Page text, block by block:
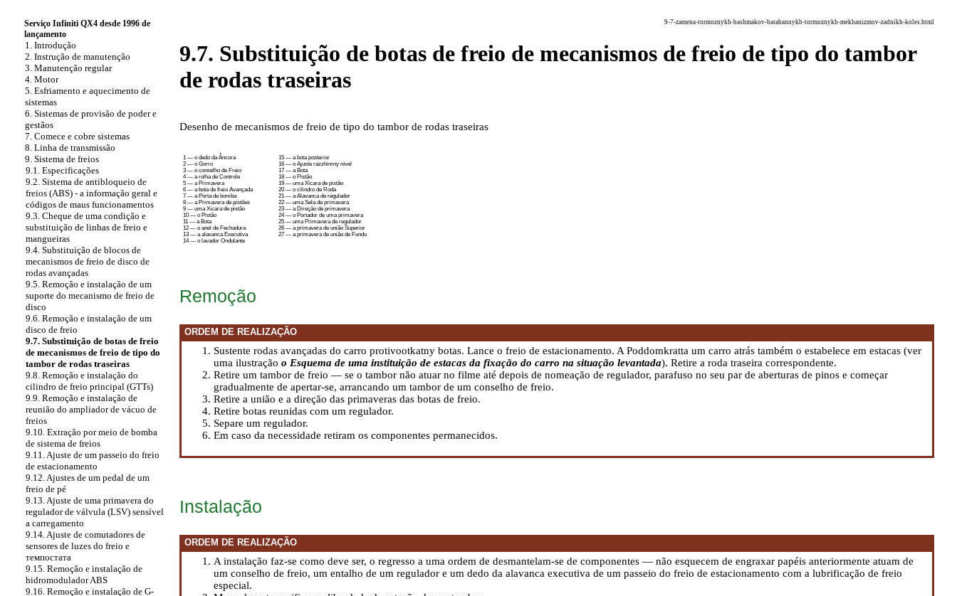
Serviço Infiniti QX4 desde 1996 de
lançamento
1. Introdução
2. Instrução de manutenção
3. Manutenção regular
4. Motor
5. Esfriamento e aquecimento de
sistemas
6. Sistemas de provisão de poder e
gestãos
7. Comece e cobre sistemas
8. Linha de transmissão
9. Sistema de freios
9.1. Especificações
9.2. Sistema de antibloqueio de
freios (ABS) - a informação geral e
códigos de maus funcionamentos
9.3. Cheque de uma condição e
substituição de linhas de freio e
mangueiras
9.4. Substituição de blocos de
mecanismos de freio de disco de
rodas avançadas
9.5. Remoção e instalação de um
suporte do mecanismo de freio de
disco
9.6. Remoção e instalação de um
disco de freio
9.7. Substituição de botas de freio
de mecanismos de freio de tipo do
tambor de rodas traseiras
9.8. Remoção e instalação do
cilindro de freio principal (GTTs)
9.9. Remoção e instalação de
reunião do ampliador de vácuo de
freios
9.10. Extração por meio de bomba
de sistema de freios
9.11. Ajuste de um passeio do freio
de estacionamento
9.12. Ajustes de um pedal de um
freio de pé
9.13. Ajuste de uma primavera do
regulador de válvula (LSV) sensível
a carregamento
9.14. Ajuste de comutadores de
sensores de luzes do freio e
темпостата
9.15. Remoção e instalação de
hidromodulador ABS
9.16. Remoção e instalação de G-
9-7-zamena-tormoznykh-bashmakov-barabannykh-tormoznykh-mekhanizmov-zadnikh-koles.html
9.7. Substituição de botas de freio de mecanismos de freio de tipo do tambor
de rodas traseiras
Desenho de mecanismos de freio de tipo do tambor de rodas traseiras
1 — o dedo da Âncora
2 — o Gorro
3 — o conselho de Freio
4 — a rolha de Controle
5 — a Primavera
6 — a bota de freio Avançada
7 — a Porta de bomba
8 — a Primavera de pistões
9 — uma Xícara de pistão
10 — o Pistão
11 — a Bota
12 — o anel de Fechadura
13 — a alavanca Executiva
14 — o lavador Ondulante
15 — a bota posterior
16 — o Ajuste razzhimny nível
17 — a Bota
18 — o Pistão
19 — uma Xícara de pistão
20 — o cilindro de Roda
21 — a Alavanca de regulador
22 — uma Sela de primavera
23 — a Direção de primavera
24 — o Portador de uma primavera
25 — uma Primavera de regulador
26 — a primavera de união Superior
27 — a primavera de união de Fundo
Remoção
ORDEM DE REALIZAÇÃO
Sustente rodas avançadas do carro protivootkatny botas. Lance o freio de estacionamento. A Poddomkratta um carro atrás também o estabelece em estacas (ver
uma ilustração o Esquema de uma instituição de estacas da fixação do carro na situação levantada). Retire a roda traseira correspondente.
Retire um tambor de freio — se o tambor não atuar no filme até depois de nomeação de regulador, parafuso no seu par de aberturas de pinos e começar
gradualmente de apertar-se, arrancando um tambor de um conselho de freio.
Retire a união e a direção das primaveras das botas de freio.
Retire botas reunidas com um regulador.
Separe um regulador.
Em caso da necessidade retiram os componentes permanecidos.
Instalação
ORDEM DE REALIZAÇÃO
A instalação faz-se como deve ser, o regresso a uma ordem de desmantelam-se de componentes — não esquecem de engraxar papéis anteriormente atuam de
um conselho de freio, um entalho de um regulador e um dedo da alavanca executiva de um passeio do freio de estacionamento com a lubrificação de freio
especial.